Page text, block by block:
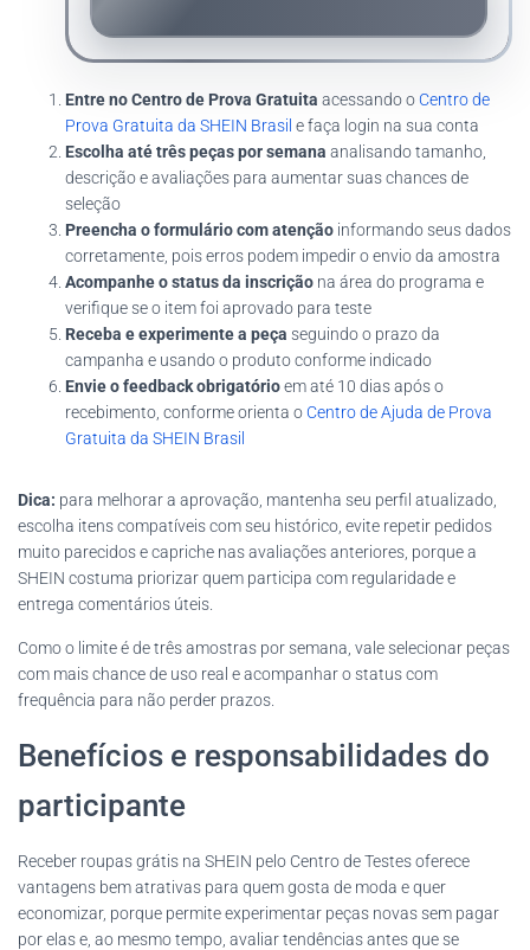
Entre no Centro de Prova Gratuita acessando o Centro de
Prova Gratuita da SHEIN Brasil e faça login na sua conta
Escolha até três peças por semana analisando tamanho,
descrição e avaliações para aumentar suas chances de
seleção
Preencha o formulário com atenção informando seus dados
corretamente, pois erros podem impedir o envio da amostra
Acompanhe o status da inscrição na área do programa e
verifique se o item foi aprovado para teste
Receba e experimente a peça seguindo o prazo da
campanha e usando o produto conforme indicado
Envie o feedback obrigatórioem até 10 dias após o
recebimento, conforme orienta o Centro de Ajuda de Prova
Gratuita da SHEIN Brasil
Dica: para melhorar a aprovação, mantenha seu perfil atualizado,
escolha itens compatíveis com seu histórico, evite repetir pedidos
muito parecidos e capriche nas avaliações anteriores, porque a
SHEIN costuma priorizar quem participa com regularidade e
entrega comentários úteis.
Como o limite é de três amostras por semana, vale selecionar peças
com mais chance de uso real e acompanhar o status com
frequência para não perder prazos.
Benefícios e responsabilidades do
participante
Receber roupas grátis na SHEIN pelo Centro de Testes oferece
vantagens bem atrativas para quem gosta de moda e quer
economizar, porque permite experimentar peças novas sem pagar
por elas e, ao mesmo tempo, avaliar tendências antes que se